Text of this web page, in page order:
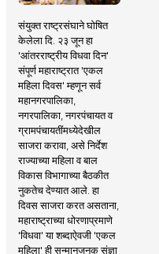
संयुक्त राष्ट्रसंघाने घोषित
केलेला दि. २३ जून हा
'आंतरराष्ट्रीय विधवा दिन'
संपूर्ण महाराष्ट्रात 'एकल
महिला दिवस' म्हणून सर्व
महानगरपालिका,
नगरपालिका, नगरपंचायत व
ग्रामपंचायतींमध्येदेखील
साजरा करावा, असे निर्देश
राज्याच्या महिला व बाल
विकास विभागाच्या बैठकीत
नुकतेच देण्यात आले. हा
दिवस साजरा करत असताना,
महाराष्ट्राच्या धोरणाप्रमाणे
'विधवा' या शब्दाऐवजी 'एकल
महिला' ही सन्मानजनक संज्ञा